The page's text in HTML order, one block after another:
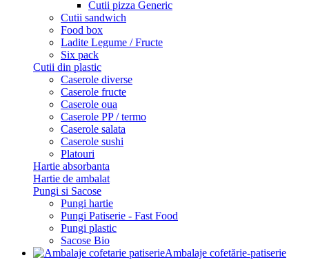
Cutii pizza Generic
Cutii sandwich
Food box
Ladite Legume / Fructe
Six pack
Cutii din plastic
Caserole diverse
Caserole fructe
Caserole oua
Caserole PP / termo
Caserole salata
Caserole sushi
Platouri
Hartie absorbanta
Hartie de ambalat
Pungi si Sacose
Pungi hartie
Pungi Patiserie - Fast Food
Pungi plastic
Sacose Bio
Ambalaje cofetărie-patiserie